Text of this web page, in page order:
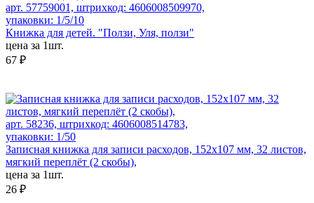
арт. 57759001, штрихкод: 4606008509970,
упаковки: 1/5/10
Книжка для детей. "Ползи, Уля, ползи"
цена за 1шт.
67 ₽
арт. 58236, штрихкод: 4606008514783,
упаковки: 1/50
Записная книжка для записи расходов, 152х107 мм, 32 листов,
мягкий переплёт (2 скобы),
цена за 1шт.
26 ₽